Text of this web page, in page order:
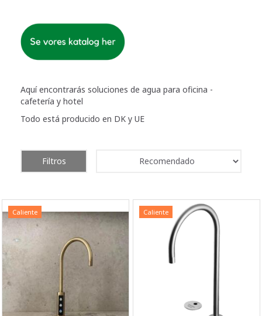
Aquí encontrarás soluciones de agua para oficina -
cafetería y hotel
Todo está producido en DK y UE
Filtros
Caliente Caliente